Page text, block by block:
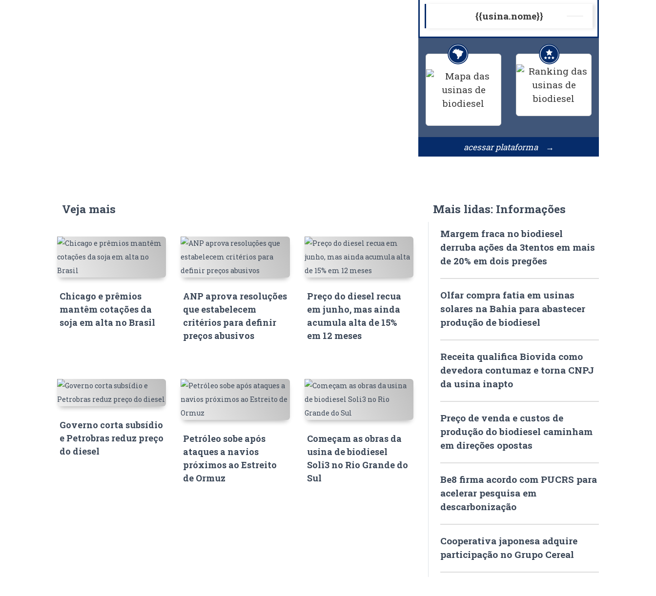
{{usina.nome}}
acessar plataforma →
Veja mais
Chicago e prêmios
mantêm cotações da
soja em alta no Brasil
ANP aprova resoluções
que estabelecem
critérios para definir
preços abusivos
Preço do diesel recua
em junho, mas ainda
acumula alta de 15%
em 12 meses
Governo corta subsídio
e Petrobras reduz preço
do diesel
Petróleo sobe após
ataques a navios
próximos ao Estreito
de Ormuz
Começam as obras da
usina de biodiesel
Soli3 no Rio Grande do
Sul
Mais lidas: Informações
Margem fraca no biodiesel
derruba ações da 3tentos em mais
de 20% em dois pregões
Olfar compra fatia em usinas
solares na Bahia para abastecer
produção de biodiesel
Receita qualifica Biovida como
devedora contumaz e torna CNPJ
da usina inapto
Preço de venda e custos de
produção do biodiesel caminham
em direções opostas
Be8 firma acordo com PUCRS para
acelerar pesquisa em
descarbonização
Cooperativa japonesa adquire
participação no Grupo Cereal